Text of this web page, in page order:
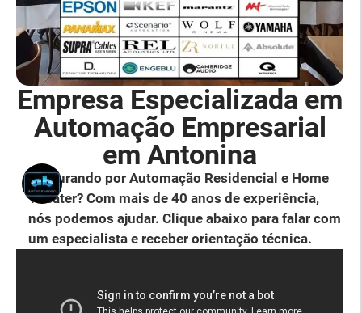
Empresa Especializada em
Automação Empresarial
em Antonina
Procurando por Automação Residencial e Home
Theater? Com mais de 40 anos de experiência,
nós podemos ajudar. Clique abaixo para falar com
um especialista e receber orientação técnica.